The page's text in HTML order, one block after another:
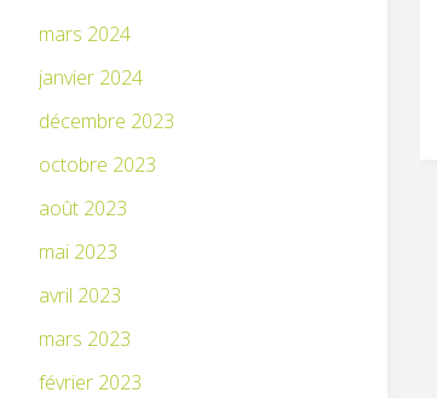
mars 2024
janvier 2024
décembre 2023
octobre 2023
août 2023
mai 2023
avril 2023
mars 2023
février 2023